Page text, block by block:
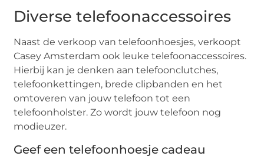
Diverse telefoonaccessoires
Naast de verkoop van telefoonhoesjes, verkoopt
Casey Amsterdam ook leuke telefoonaccessoires.
Hierbij kan je denken aan telefoonclutches,
telefoonkettingen, brede clipbanden en het
omtoveren van jouw telefoon tot een
telefoonholster. Zo wordt jouw telefoon nog
modieuzer.
Geef een telefoonhoesje cadeau